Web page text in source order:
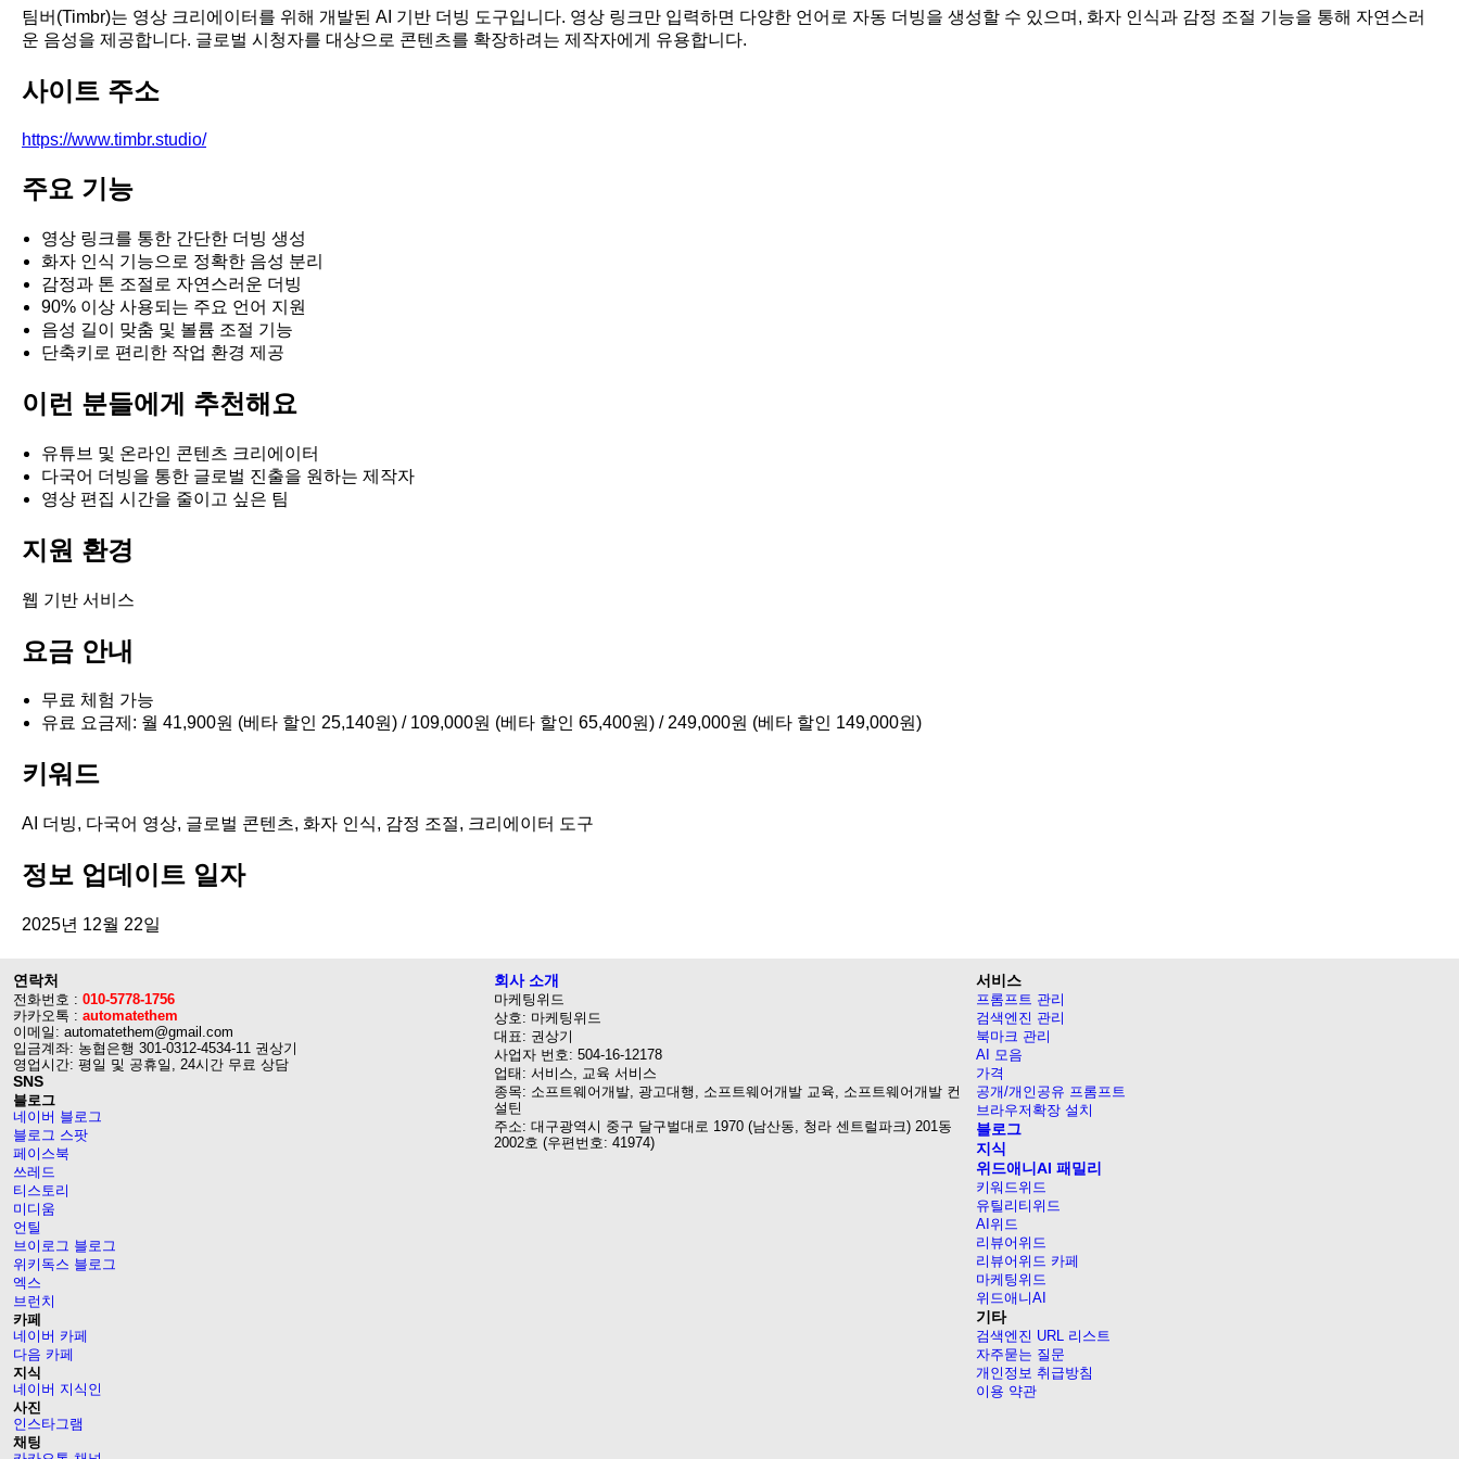
팀버(Timbr)는 영상 크리에이터를 위해 개발된 AI 기반 더빙 도구입니다. 영상 링크만 입력하면 다양한 언어로 자동 더빙을 생성할 수 있으며, 화자 인식과 감정 조절 기능을 통해 자연스러
운 음성을 제공합니다. 글로벌 시청자를 대상으로 콘텐츠를 확장하려는 제작자에게 유용합니다.
사이트 주소
https://www.timbr.studio/
주요 기능
영상 링크를 통한 간단한 더빙 생성
화자 인식 기능으로 정확한 음성 분리
감정과 톤 조절로 자연스러운 더빙
90% 이상 사용되는 주요 언어 지원
음성 길이 맞춤 및 볼륨 조절 기능
단축키로 편리한 작업 환경 제공
이런 분들에게 추천해요
유튜브 및 온라인 콘텐츠 크리에이터
다국어 더빙을 통한 글로벌 진출을 원하는 제작자
영상 편집 시간을 줄이고 싶은 팀
지원 환경
웹 기반 서비스
요금 안내
무료 체험 가능
유료 요금제: 월 41,900원 (베타 할인 25,140원) / 109,000원 (베타 할인 65,400원) / 249,000원 (베타 할인 149,000원)
키워드
AI 더빙, 다국어 영상, 글로벌 콘텐츠, 화자 인식, 감정 조절, 크리에이터 도구
정보 업데이트 일자
2025년 12월 22일
연락처
전화번호 : 010-5778-1756
카카오톡 : automatethem
이메일: automatethem@gmail.com
입금계좌: 농협은행 301-0312-4534-11 권상기
영업시간: 평일 및 공휴일, 24시간 무료 상담
SNS
블로그
네이버 블로그
블로그 스팟
페이스북
쓰레드
티스토리
미디움
언틸
브이로그 블로그
위키독스 블로그
엑스
브런치
카페
네이버 카페
다음 카페
지식
네이버 지식인
사진
인스타그램
채팅
회사 소개
마케팅위드
상호: 마케팅위드
대표: 권상기
사업자 번호: 504-16-12178
업태: 서비스, 교육 서비스
종목: 소프트웨어개발, 광고대행, 소프트웨어개발 교육, 소프트웨어개발 컨
설틴
주소: 대구광역시 중구 달구벌대로 1970 (남산동, 청라 센트럴파크) 201동
2002호 (우편번호: 41974)
서비스
프롬프트 관리
검색엔진 관리
북마크 관리
AI 모음
가격
공개/개인공유 프롬프트
브라우저확장 설치
블로그
지식
위드애니AI 패밀리
키워드위드
유틸리티위드
AI위드
리뷰어위드
리뷰어위드 카페
마케팅위드
위드애니AI
기타
검색엔진 URL 리스트
자주묻는 질문
개인정보 취급방침
이용 약관